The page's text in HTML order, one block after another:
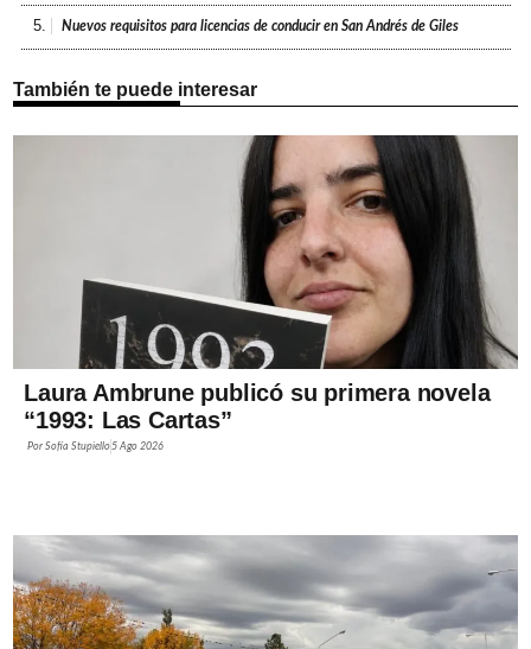
5. Nuevos requisitos para licencias de conducir en San Andrés de Giles
También te puede interesar
Laura Ambrune publicó su primera novela
“1993: Las Cartas”
PorSofía Stupiello5 Ago 2026